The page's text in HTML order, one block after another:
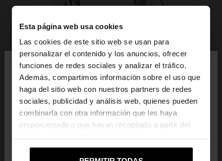
Esta página web usa cookies
Las cookies de este sitio web se usan para
personalizar el contenido y los anuncios, ofrecer
funciones de redes sociales y analizar el tráfico.
Además, compartimos información sobre el uso que
haga del sitio web con nuestros partners de redes
sociales, publicidad y análisis web, quienes pueden
combinarla con otra información que les haya
proporcionado o que hayan recopilado a partir del
hola
Estás accediendo a la web de España. ¿Quieres ir a
la web de United States?